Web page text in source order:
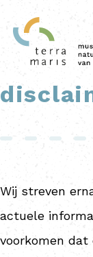
Wij streven
actuele
voorkomen